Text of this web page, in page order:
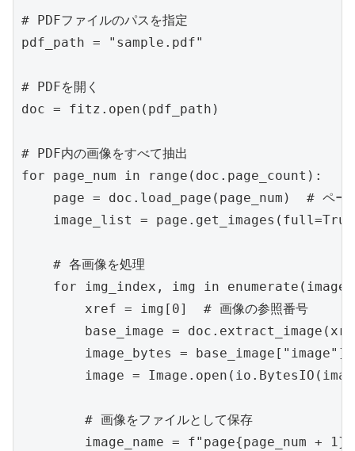
# PDFファイルのパスを指定
pdf_path = "sample.pdf"
# PDFを開く
doc = fitz.open(pdf_path)
# PDF内の画像をすべて抽出
for page_num in range(doc.page_count):
page = doc.load_page(page_num)  # ページ
image_list = page.get_images(full=True)
    # 各画像を処理
for img_index, img in
        xref = img[0]  # 画像の参照番号
base_image =
image_bytes = base_image["image"]
image =
        # 画像をファイルとして保存
image_name = f"page{page_num +